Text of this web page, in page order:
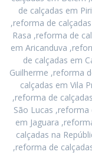
de calçadas em
,reforma de
Rasa ,reforma de
em Aricanduva
de calçadas em
Guilherme ,reforma
calçadas em Vila
,reforma de
São Lucas
em Jaguara
calçadas na
,reforma de